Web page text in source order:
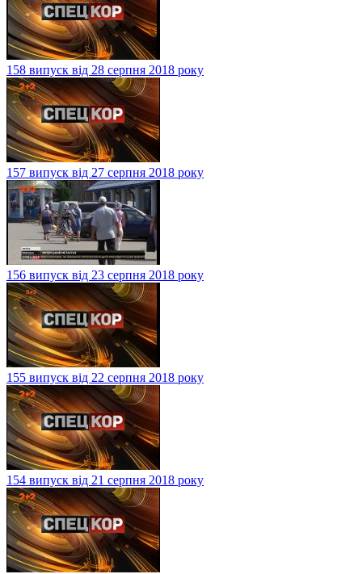
158 випуск від 28 серпня 2018 року
157 випуск від 27 серпня 2018 року
156 випуск від 23 серпня 2018 року
155 випуск від 22 серпня 2018 року
154 випуск від 21 серпня 2018 року